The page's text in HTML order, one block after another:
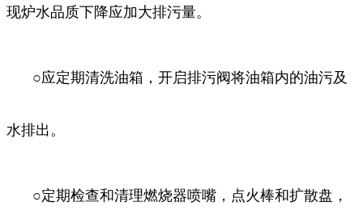
现炉水品质下降应加大排污量。
○应定期清洗油箱，开启排污阀将油箱内的油污及
水排出。
○定期检查和清理燃烧器喷嘴，点火棒和扩散盘，